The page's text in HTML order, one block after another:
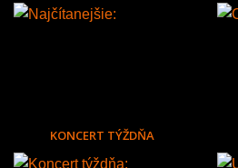
KONCERT TÝŽDŇA